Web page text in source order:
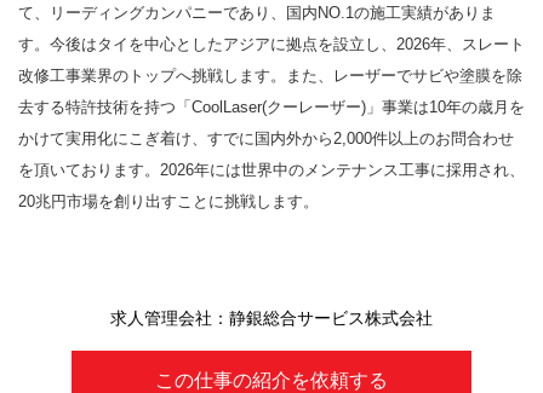
て、リーディングカンパニーであり、国内NO.1の施工実績がありま
す。今後はタイを中心としたアジアに拠点を設立し、2026年、スレート
改修工事業界のトップへ挑戦します。また、レーザーでサビや塗膜を除
去する特許技術を持つ「CoolLaser(クーレーザー)」事業は10年の歳月を
かけて実用化にこぎ着け、すでに国内外から2,000件以上のお問合わせ
を頂いております。2026年には世界中のメンテナンス工事に採用され、
20兆円市場を創り出すことに挑戦します。
この仕事の紹介を依頼する
求人管理会社：静銀総合サービス株式会社